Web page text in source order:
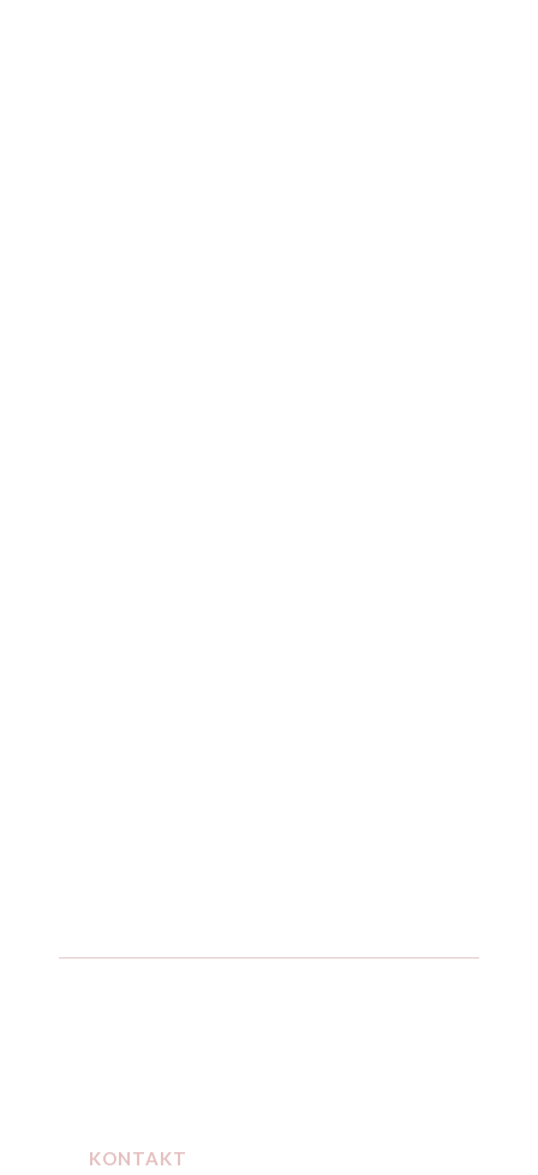
KONTAKT